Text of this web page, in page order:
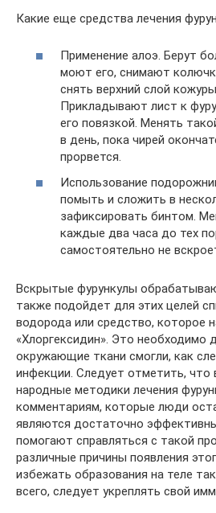
Какие еще средства лечения
Применение алоэ. Берут
моют его, снимают
снять верхний слой
Прикладывают лист к
его повязкой. Менять
в день, пока чирей
прорвется.
Использование
помыть и сложить в
зафиксировать бинтом.
каждые два часа до тех
самостоятельно не
Вскрытые фурункулы
также подойдет для этих целей
водорода или средство, которое
«Хлоргексидин». Это необходимо
окружающие ткани смогли, как
инфекции. Следует отметить,
народные методики лечения
комментариям, которые люди
являются достаточно
помогают справляться с такой
различные причины появления
избежать образования на теле
всего, следует укреплять свой